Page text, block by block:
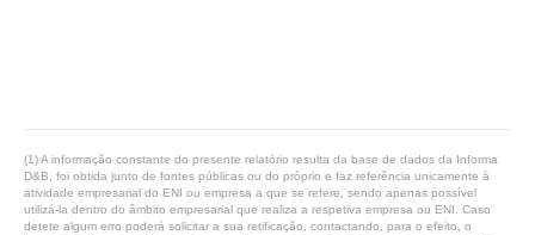
(1) A informação constante do presente relatório resulta da base de dados da Informa
D&B, foi obtida junto de fontes públicas ou do próprio e faz referência unicamente à
atividade empresarial do ENI ou empresa a que se refere, sendo apenas possível
utilizá-la dentro do âmbito empresarial que realiza a respetiva empresa ou ENI. Caso
detete algum erro poderá solicitar a sua retificação, contactando, para o efeito, o